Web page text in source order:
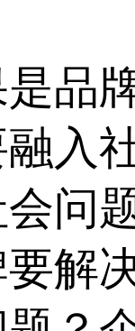
品
入
问
解